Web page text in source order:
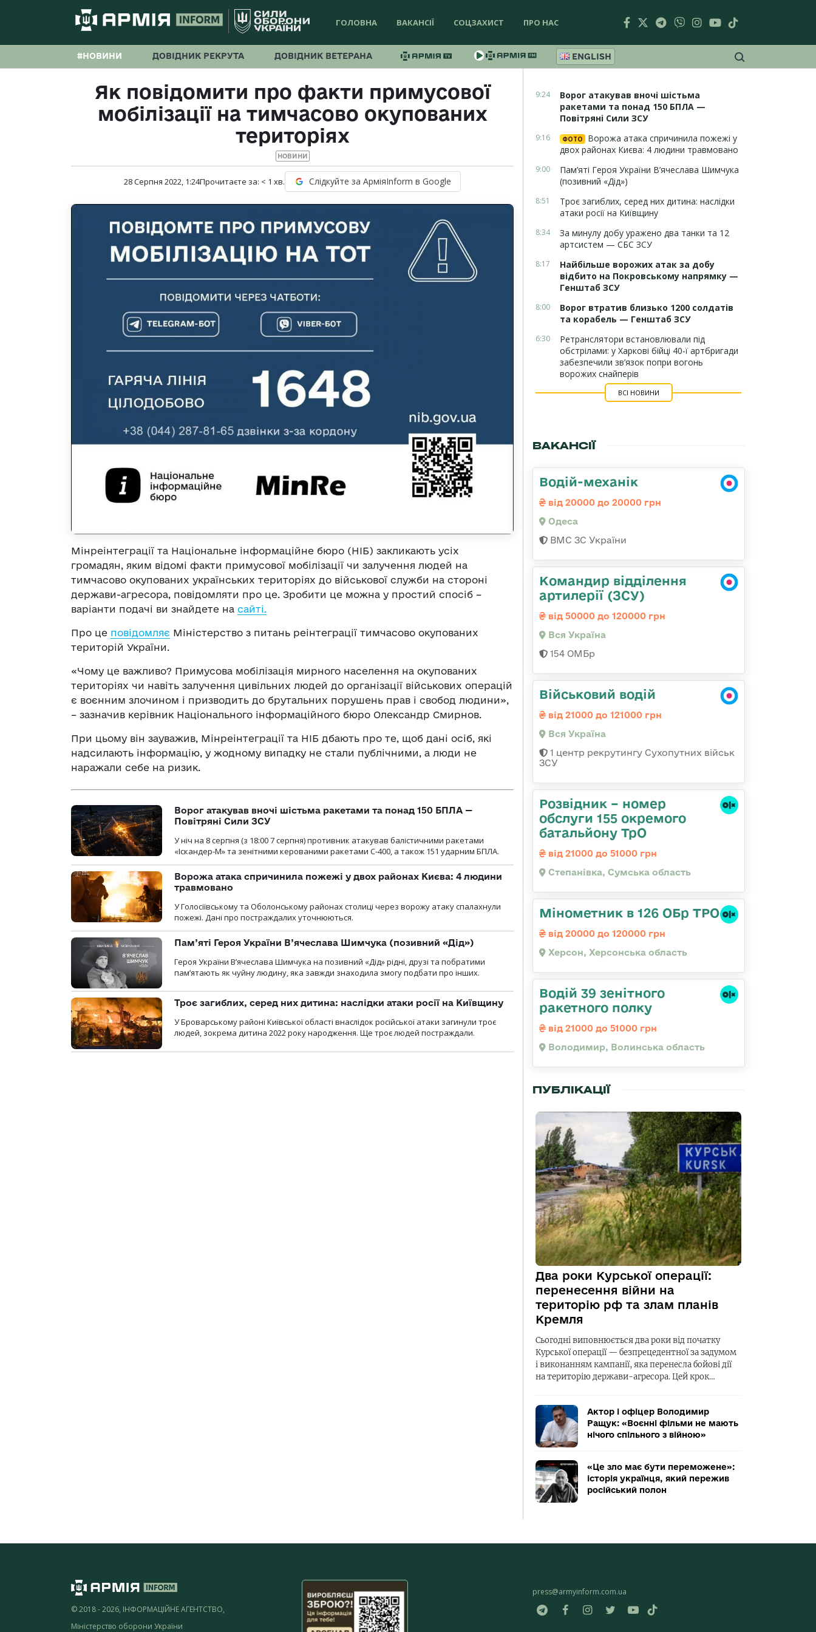
ГОЛОВНА ВАКАНСІЇ СОЦЗАХИСТ ПРО НАС
#НОВИНИ ДОВІДНИК РЕКРУТА ДОВІДНИК ВЕТЕРАНА ENGLISH
Як повідомити про факти примусової
мобілізації на тимчасово окупованих
територіях
НОВИНИ
28 Серпня 2022, 1:24Прочитаєте за: < 1 хв. Слідкуйте за АрміяInform в Google
Мінреінтеграції та Національне інформаційне бюро (НІБ) закликають усіх
громадян, яким відомі факти примусової мобілізації чи залучення людей на
тимчасово окупованих українських територіях до військової служби на стороні
держави-агресора, повідомляти про це. Зробити це можна у простий спосіб –
варіанти подачі ви знайдете на сайті.
Про це повідомляє Міністерство з питань реінтеграції тимчасово окупованих
територій України.
«Чому це важливо? Примусова мобілізація мирного населення на окупованих
територіях чи навіть залучення цивільних людей до організації військових операцій
є воєнним злочином і призводить до брутальних порушень прав і свобод людини»,
– зазначив керівник Національного інформаційного бюро Олександр Смирнов.
При цьому він зауважив, Мінреінтеграції та НІБ дбають про те, щоб дані осіб, які
надсилають інформацію, у жодному випадку не стали публічними, а люди не
наражали себе на ризик.
Ворог атакував вночі шістьма ракетами та понад 150 БПЛА —
Повітряні Сили ЗСУ
У ніч на 8 серпня (з 18:00 7 серпня) противник атакував балістичними ракетами
«Іскандер-М» та зенітними керованими ракетами С-400, а також 151 ударним БПЛА.
Ворожа атака спричинила пожежі у двох районах Києва: 4 людини
травмовано
У Голосіївському та Оболонському районах столиці через ворожу атаку спалахнули
пожежі. Дані про постраждалих уточнюються.
Пам’яті Героя України В’ячеслава Шимчука (позивний «Дід»)
Героя України В’ячеслава Шимчука на позивний «Дід» рідні, друзі та побратими
пам’ятають як чуйну людину, яка завжди знаходила змогу подбати про інших.
Троє загиблих, серед них дитина: наслідки атаки росії на Київщину
У Броварському районі Київської області внаслідок російської атаки загинули троє
людей, зокрема дитина 2022 року народження. Ще троє людей постраждали.
9:24
Ворог атакував вночі шістьма
ракетами та понад 150 БПЛА —
Повітряні Сили ЗСУ
9:16 ФОТО
Ворожа атака спричинила пожежі у
двох районах Києва: 4 людини травмовано
9:00
Пам’яті Героя України В’ячеслава Шимчука
(позивний «Дід»)
8:51
Троє загиблих, серед них дитина: наслідки
атаки росії на Київщину
8:34
За минулу добу уражено два танки та 12
артсистем — СБС ЗСУ
8:17
Найбільше ворожих атак за добу
відбито на Покровському напрямку —
Генштаб ЗСУ
8:00
Ворог втратив близько 1200 солдатів
та корабель — Генштаб ЗСУ
6:30
Ретранслятори встановлювали під
обстрілами: у Харкові бійці 40-ї артбригади
забезпечили зв’язок попри вогонь
ворожих снайперів
ВСІ НОВИНИ
ВАКАНСІЇ
Водій-механік
від 20000 до 20000 грн
Одеса
ВМС ЗС України
Командир відділення
артилерії (ЗСУ)
від 50000 до 120000 грн
Вся Україна
154 ОМБр
Військовий водій
від 21000 до 121000 грн
Вся Україна
1 центр рекрутингу Сухопутних військ
ЗСУ
Розвідник – номер
обслуги 155 окремого
батальйону ТрО
від 21000 до 51000 грн
Степанівка, Сумська область
Мінометник в 126 ОБр ТРО
від 20000 до 120000 грн
Херсон, Херсонська область
Водій 39 зенітного
ракетного полку
від 21000 до 51000 грн
Володимир, Волинська область
ПУБЛІКАЦІЇ
Два роки Курської операції:
перенесення війни на
територію рф та злам планів
Кремля
Сьогодні виповнюється два роки від початку
Курської операції — безпрецедентної за задумом
і виконанням кампанії, яка перенесла бойові дії
на територію держави-агресора. Цей крок…
Актор і офіцер Володимир
Ращук: «Воєнні фільми не мають
нічого спільного з війною»
«Це зло має бути переможене»:
історія українця, який пережив
російський полон
© 2018 - 2026, ІНФОРМАЦІЙНЕ АГЕНТСТВО,
Міністерство оборони України
press@armyinform.com.ua